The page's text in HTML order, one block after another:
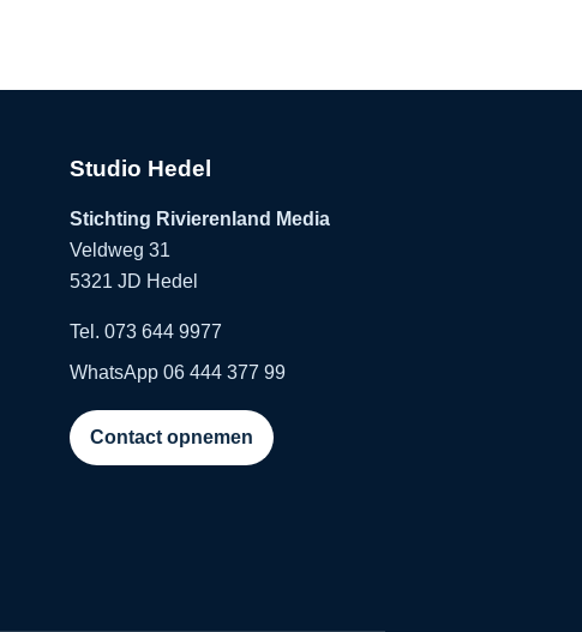
Studio Hedel
Stichting Rivierenland Media
Veldweg 31
5321 JD Hedel
Tel. 073 644 9977
WhatsApp 06 444 377 99
Contact opnemen